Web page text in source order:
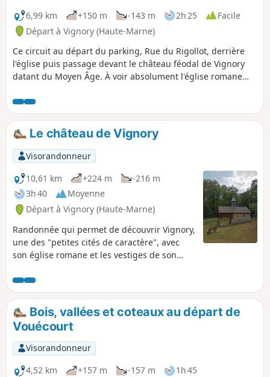
6,99 km
+150 m -143 m 2h 25
Facile
Départ à Vignory (Haute-Marne)
Ce circuit au départ du parking, Rue du Rigollot, derrière
l'église puis passage devant le château féodal de Vignory
datant du Moyen Âge. À voir absolument l'église romane
Dame-du-Val qui aurait pour origine la découverte
miraculeuse d'une statue de la vierge par des bûcheron au
XIIe siècle. À la fin de votre parcours n'hésiter pas à flâner
dans les ruelles de Vignory et à emprunter les passages
couverts.
Le château de Vignory
Visorandonneur
10,61 km
+224 m
-216 m
3h 40
Moyenne
Départ à Vignory (Haute-Marne)
Randonnée qui permet de découvrir Vignory,
une des "petites cités de caractère", avec
son église romane et les vestiges de son
entourant le village.
Bois, vallées et coteaux au départ de
Vouécourt
Visorandonneur
4,52 km
+157 m -157 m
1h 45